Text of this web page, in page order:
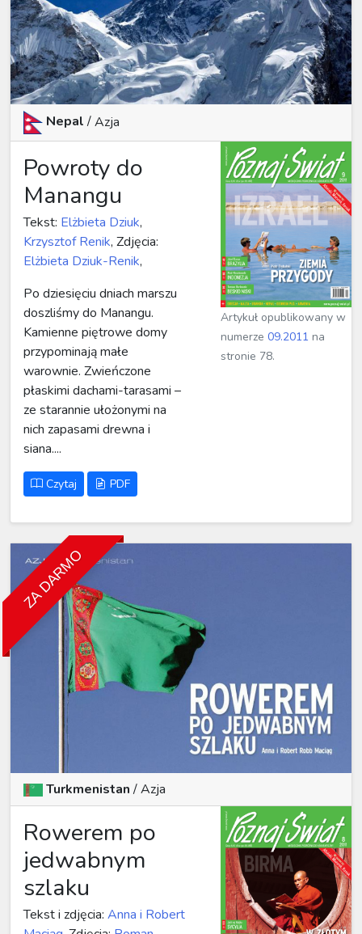
Nepal/Azja
Powroty do
Manangu
Tekst: Elżbieta Dziuk,
Krzysztof Renik, Zdjęcia:
Elżbieta Dziuk-Renik,
Po dziesięciu dniach marszu
doszliśmy do Manangu.
Kamienne piętrowe domy
przypominają małe
warownie. Zwieńczone
płaskimi dachami-tarasami –
ze starannie ułożonymi na
nich zapasami drewna i
siana....
Czytaj PDF
Artykuł opublikowany w
numerze09.2011 na
stronie 78.
ZA DARMO
Turkmenistan/Azja
Rowerem po
jedwabnym
szlaku
Tekst i zdjęcia: Anna i Robert